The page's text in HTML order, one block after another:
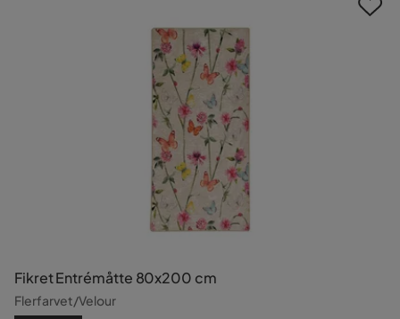
Fikret Entrémåtte 80x200 cm
Flerfarvet/Velour